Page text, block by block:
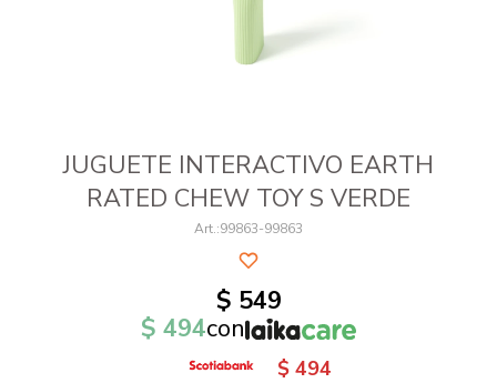
JUGUETE INTERACTIVO EARTH
RATED CHEW TOY S VERDE
99863-99863
$ 549
$ 494con
$ 494